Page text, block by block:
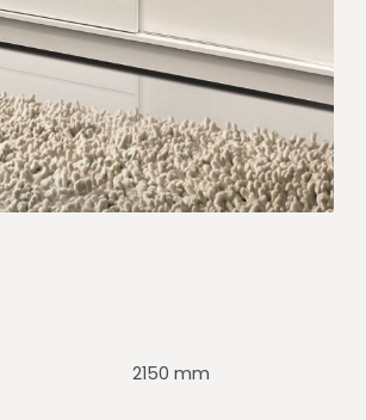
2150 mm